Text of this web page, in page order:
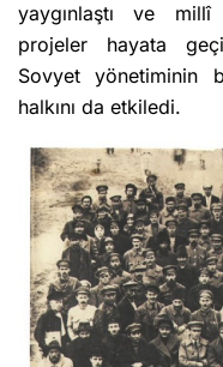
yaygınlaştı ve
projeler hayata
Sovyet yönetiminin
halkını da etkiledi.